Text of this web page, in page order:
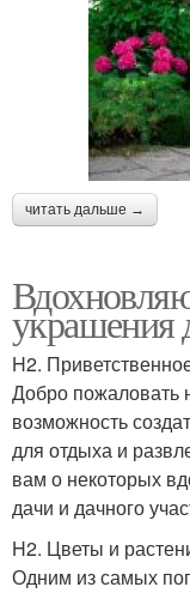
читать дальше →
украшения
H2.
Добро пожаловать
возможность
для отдыха и
вам о некоторых
дачи и дачного
H2. Цветы и
Одним из самых